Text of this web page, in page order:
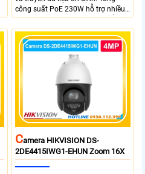
công suất PoE 230W hỗ trợ nhiều
thiết bị cùng lúc. Tốc độ chuyển
mạch 68Gbps đảm bảo hiệu suất
cao ổn định. Hỗ trợ truyền PoE xa
lên đến 300m cho hệ thống
CAmera HIKVISION DS-
2DE4415IWG1-EHUN Zoom 16X